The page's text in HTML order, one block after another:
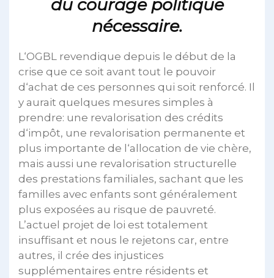
du courage politique
nécessaire.
L‘OGBL revendique depuis le début de la
crise que ce soit avant tout le pouvoir
d‘achat de ces personnes qui soit renforcé. Il
y aurait quelques mesures simples à
prendre: une revalorisation des crédits
d‘impôt, une revalorisation permanente et
plus importante de l‘allocation de vie chère,
mais aussi une revalorisation structurelle
des prestations familiales, sachant que les
familles avec enfants sont généralement
plus exposées au risque de pauvreté.
L’actuel projet de loi est totalement
insuffisant et nous le rejetons car, entre
autres, il crée des injustices
supplémentaires entre résidents et